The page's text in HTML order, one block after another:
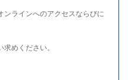
ンラインへのアクセスならびに
めください。